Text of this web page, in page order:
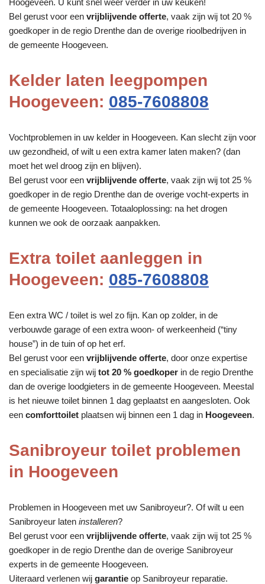
Bel gerust voor een vrijblijvende offerte, vaak zijn wij tot 20 %
goedkoper in de regio Drenthe dan de overige rioolbedrijven in
de gemeente Hoogeveen.
Kelder laten leegpompen
Hoogeveen: 085-7608808
Vochtproblemen in uw kelder in Hoogeveen. Kan slecht zijn voor
uw gezondheid, of wilt u een extra kamer laten maken? (dan
moet het wel droog zijn en blijven).
Bel gerust voor een vrijblijvende offerte, vaak zijn wij tot 25 %
goedkoper in de regio Drenthe dan de overige vocht-experts in
de gemeente Hoogeveen. Totaaloplossing: na het drogen
kunnen we ook de oorzaak aanpakken.
Extra toilet aanleggen in
Hoogeveen: 085-7608808
Een extra WC / toilet is wel zo fijn. Kan op zolder, in de
verbouwde garage of een extra woon- of werkeenheid (“tiny
house”) in de tuin of op het erf.
Bel gerust voor een vrijblijvende offerte, door onze expertise
en specialisatie zijn wij tot 20 % goedkoper in de regio Drenthe
dan de overige loodgieters in de gemeente Hoogeveen. Meestal
is het nieuwe toilet binnen 1 dag geplaatst en aangesloten. Ook
een comforttoilet plaatsen wij binnen een 1 dag in Hoogeveen.
Sanibroyeur toilet problemen
in Hoogeveen
Problemen in Hoogeveen met uw Sanibroyeur?. Of wilt u een
Sanibroyeur laten installeren?
Bel gerust voor een vrijblijvende offerte, vaak zijn wij tot 25 %
goedkoper in de regio Drenthe dan de overige Sanibroyeur
experts in de gemeente Hoogeveen.
Uiteraard verlenen wij garantie op Sanibroyeur reparatie.